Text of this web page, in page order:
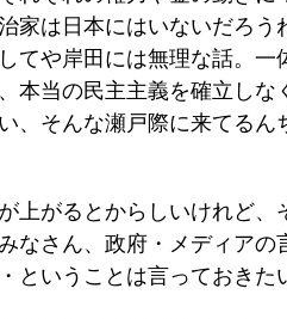
家は日本にはいないだろう
てや岸田には無理な話。一
本当の民主主義を確立しな
、そんな瀬戸際に来てるん
上がるとからしいけれど、
なさん、政府・メディアの
ということは言っておきた